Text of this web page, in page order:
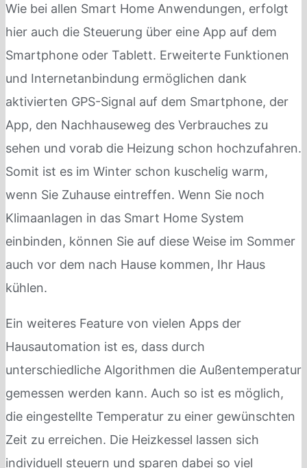
Wie bei allen Smart Home Anwendungen, erfolgt
hier auch die Steuerung über eine App auf dem
Smartphone oder Tablett. Erweiterte Funktionen
und Internetanbindung ermöglichen dank
aktivierten GPS-Signal auf dem Smartphone, der
App, den Nachhauseweg des Verbrauches zu
sehen und vorab die Heizung schon hochzufahren.
Somit ist es im Winter schon kuschelig warm,
wenn Sie Zuhause eintreffen. Wenn Sie noch
Klimaanlagen in das Smart Home System
einbinden, können Sie auf diese Weise im Sommer
auch vor dem nach Hause kommen, Ihr Haus
kühlen.
Ein weiteres Feature von vielen Apps der
Hausautomation ist es, dass durch
unterschiedliche Algorithmen die Außentemperatur
gemessen werden kann. Auch so ist es möglich,
die eingestellte Temperatur zu einer gewünschten
Zeit zu erreichen. Die Heizkessel lassen sich
individuell steuern und sparen dabei so viel